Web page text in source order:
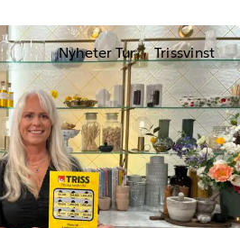
Nyheter Tur Trissvinst